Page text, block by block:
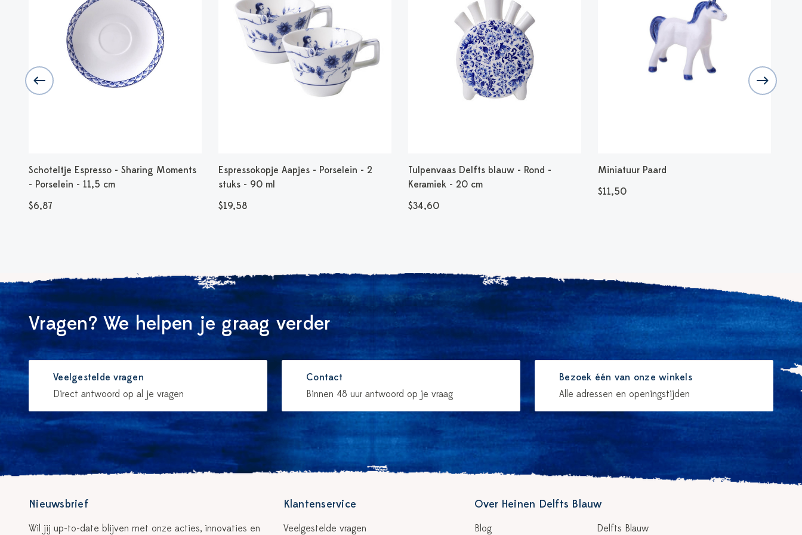
Schoteltje Espresso - Sharing Moments
- Porselein - 11,5 cm
$6,87
Espressokopje Aapjes - Porselein - 2
stuks - 90 ml
$19,58
Tulpenvaas Delfts blauw - Rond -
Keramiek - 20 cm
$34,60
Miniatuur Paard
$11,50
Vragen? We helpen je graag verder
Veelgestelde vragen
Direct antwoord op al je vragen
Contact
Binnen 48 uur antwoord op je vraag
Bezoek één van onze winkels
Alle adressen en openingstijden
Nieuwsbrief
Wil jij up-to-date blijven met onze acties, innovaties en
Klantenservice
Veelgestelde vragen
Over Heinen Delfts Blauw
Blog Delfts Blauw